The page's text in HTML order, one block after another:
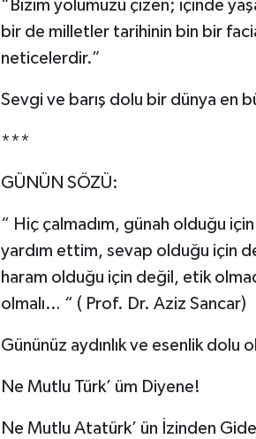
“Bizim yolumuzu çizen; içinde
bir de milletler tarihinin bin bir
neticelerdir.”
Sevgi ve barış dolu bir dünya en
***
GÜNÜN SÖZÜ:
“ Hiç çalmadım, günah olduğu
yardım ettim, sevap olduğu için
haram olduğu için değil, etik
olmalı… “ ( Prof. Dr. Aziz Sancar)
Gününüz aydınlık ve esenlik dolu
Ne Mutlu Türk’ üm Diyene!
Ne Mutlu Atatürk’ ün İzinden